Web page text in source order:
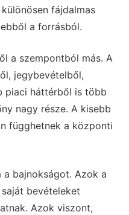
fájdalmas
a forrásból.
a szempontból más. A
jegybevételből,
piaci háttérből is több
nagy része. A kisebb
függhetnek a központi
bajnokságot. Azok a
bevételeket
Azok viszont,